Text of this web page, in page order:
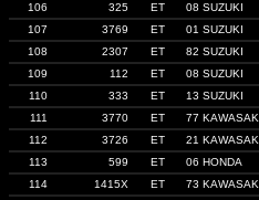
106
325 ET 08 SUZUKI
107
3769 ET 01 SUZUKI
108
2307 ET 82 SUZUKI
109
112 ET 08 SUZUKI
110
333 ET 13 SUZUKI
111
3770 ET 77
112
3726 ET 21
113
599 ET 06 HONDA
114
1415X ET 73